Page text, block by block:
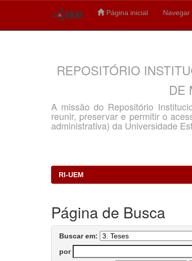
Página inicial Navegar
REPOSITÓRIO
DE
A missão do Repositório
reunir, preservar e permitir o
administrativa) da Universidade
RI-UEM
Página de Busca
Buscar em:
por